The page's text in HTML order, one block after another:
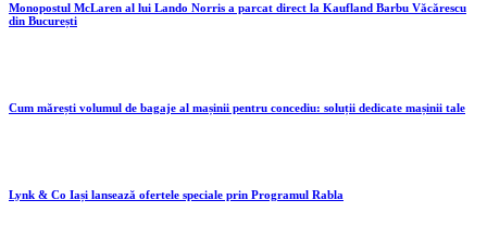
Monopostul McLaren al lui Lando Norris a parcat direct la Kaufland Barbu Văcărescu
din București
Cum mărești volumul de bagaje al mașinii pentru concediu: soluții dedicate mașinii tale
Lynk & Co Iași lansează ofertele speciale prin Programul Rabla